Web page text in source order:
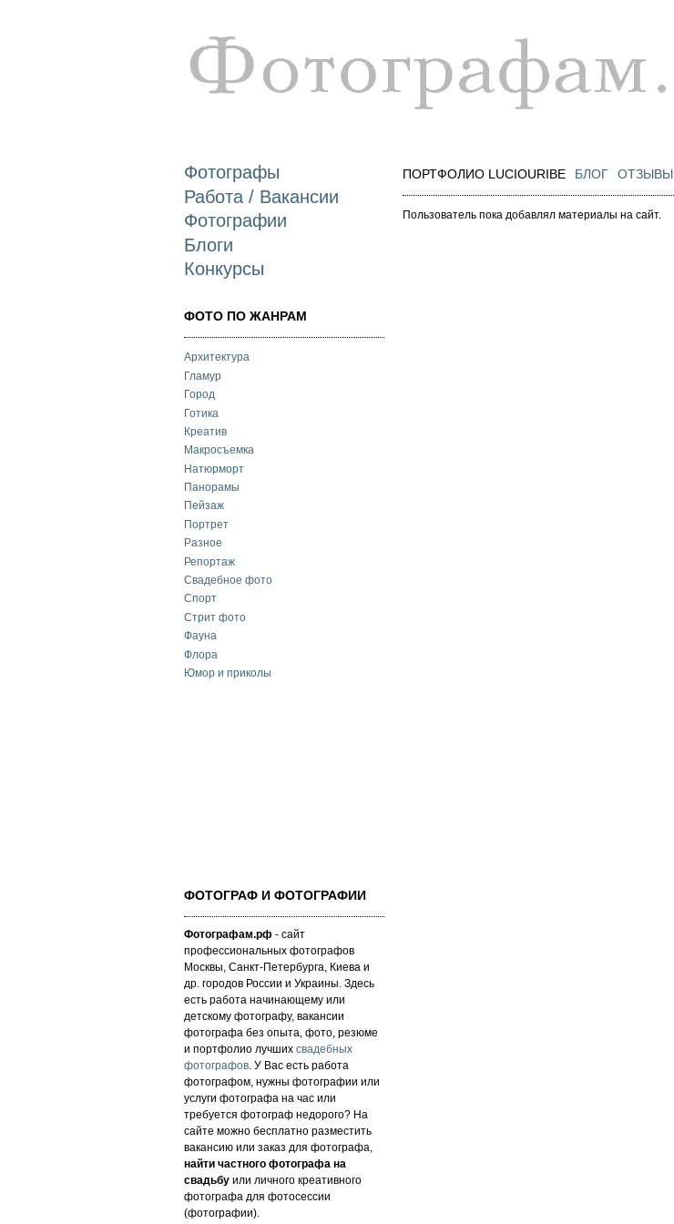
Фотографы
Работа / Вакансии
Фотографии
Блоги
Конкурсы
ФОТО ПО ЖАНРАМ
Архитектура
Гламур
Город
Готика
Креатив
Макросъемка
Натюрморт
Панорамы
Пейзаж
Портрет
Разное
Репортаж
Свадебное фото
Спорт
Стрит фото
Фауна
Флора
Юмор и приколы
ФОТОГРАФ И ФОТОГРАФИИ
Фотографам.рф - сайт
профессиональных фотографов
Москвы, Санкт-Петербурга, Киева и
др. городов России и Украины. Здесь
есть работа начинающему или
детскому фотографу, вакансии
фотографа без опыта, фото, резюме
и портфолио лучших свадебных
фотографов. У Вас есть работа
фотографом, нужны фотографии или
услуги фотографа на час или
требуется фотограф недорого? На
сайте можно бесплатно разместить
вакансию или заказ для фотографа,
найти частного фотографа на
свадьбу или личного креативного
фотографа для фотосессии
(фотографии).
ПОРТФОЛИО LUCIOURIBE БЛОГ ОТЗЫВЫ
Пользователь пока добавлял материалы на сайт.